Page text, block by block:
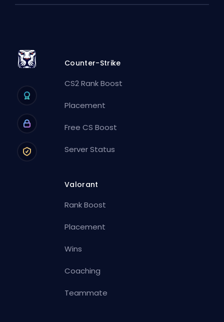
Counter-Strike
CS2 Rank Boost
Placement
Free CS Boost
Server Status
Valorant
Rank Boost
Placement
Wins
Coaching
Teammate